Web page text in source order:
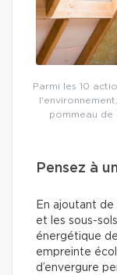
Parmi les 10
pommeau de
Pensez à
En ajoutant de
et les sous-
énergétique
empreinte
d’envergure